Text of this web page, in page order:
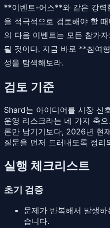
**이벤트-어스**와 같은 강
을 적극적으로 검토해야 할
의 다음 이벤트는 모든 참가
될 것이다. 지금 바로 **참여
성을 탐색해보라.
검토 기준
Shard는 아이디어를 시장 신
운영 리스크라는 네 가지 축
론만 남기기보다, 2026년 현
질문을 먼저 드러내도록 정리
실행 체크리스트
초기 검증
문제가 반복해서 발생
습니다.